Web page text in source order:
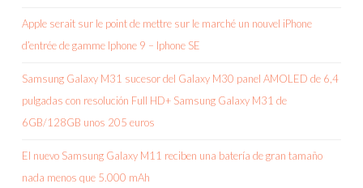
Apple serait sur le point de mettre sur le marché un nouvel iPhone
d’entrée de gamme Iphone 9 – Iphone SE
Samsung Galaxy M31 sucesor del Galaxy M30 panel AMOLED de 6,4
pulgadas con resolución Full HD+ Samsung Galaxy M31 de
6GB/128GB unos 205 euros
El nuevo Samsung Galaxy M11 reciben una batería de gran tamaño
nada menos que 5.000 mAh